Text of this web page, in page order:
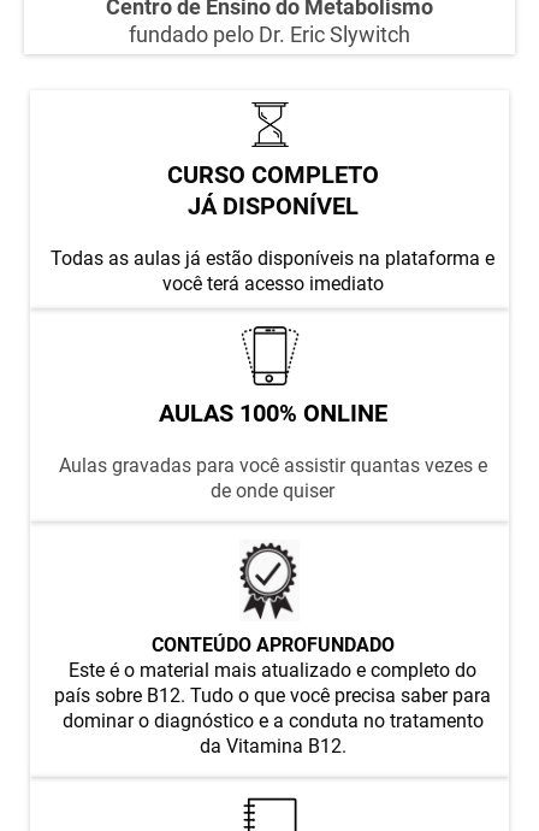
Centro de Ensino do Metabolismo
fundado pelo Dr. Eric Slywitch
CURSO COMPLETO
JÁ DISPONÍVEL
Todas as aulas já estão disponíveis na plataforma e
você terá acesso imediato
AULAS 100% ONLINE
Aulas gravadas para você assistir quantas vezes e
de onde quiser
CONTEÚDO APROFUNDADO
Este é o material mais atualizado e completo do
país sobre B12. Tudo o que você precisa saber para
dominar o diagnóstico e a conduta no tratamento
da Vitamina B12.